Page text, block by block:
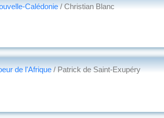
Calédonie/ Christian Blanc
de l'Afrique/ Patrick de Saint-Exupéry